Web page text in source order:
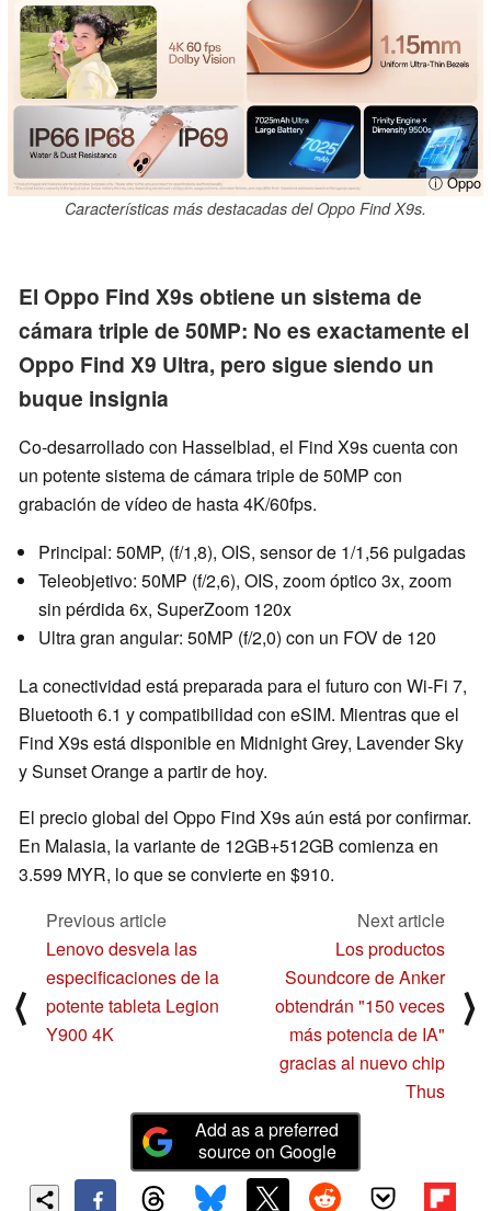
ⓘ Oppo
Características más destacadas del Oppo Find X9s.
El Oppo Find X9s obtiene un sistema de
cámara triple de 50MP: No es exactamente el
Oppo Find X9 Ultra, pero sigue siendo un
buque insignia
Co-desarrollado con Hasselblad, el Find X9s cuenta con
un potente sistema de cámara triple de 50MP con
grabación de vídeo de hasta 4K/60fps.
Principal: 50MP, (f/1,8), OIS, sensor de 1/1,56 pulgadas
Teleobjetivo: 50MP (f/2,6), OIS, zoom óptico 3x, zoom
sin pérdida 6x, SuperZoom 120x
Ultra gran angular: 50MP (f/2,0) con un FOV de 120
La conectividad está preparada para el futuro con Wi-Fi 7,
Bluetooth 6.1 y compatibilidad con eSIM. Mientras que el
Find X9s está disponible en Midnight Grey, Lavender Sky
y Sunset Orange a partir de hoy.
El precio global del Oppo Find X9s aún está por confirmar.
En Malasia, la variante de 12GB+512GB comienza en
3.599 MYR, lo que se convierte en $910.
⟨
Previous article
Lenovo desvela las
especificaciones de la
potente tableta Legion
Y900 4K
Next article
Los productos
Soundcore de Anker
obtendrán "150 veces
más potencia de IA"
gracias al nuevo chip
Thus
⟩
Add as a preferred
source on Google